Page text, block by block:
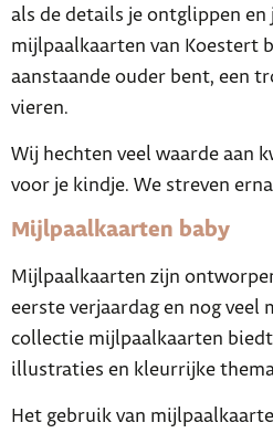
als de details je ontglippen
mijlpaalkaarten van Koestert
aanstaande ouder bent, een
vieren.
Wij hechten veel waarde aan
voor je kindje. We streven
Mijlpaalkaarten baby
Mijlpaalkaarten zijn
eerste verjaardag en nog
collectie mijlpaalkaarten
illustraties en kleurrijke
Het gebruik van